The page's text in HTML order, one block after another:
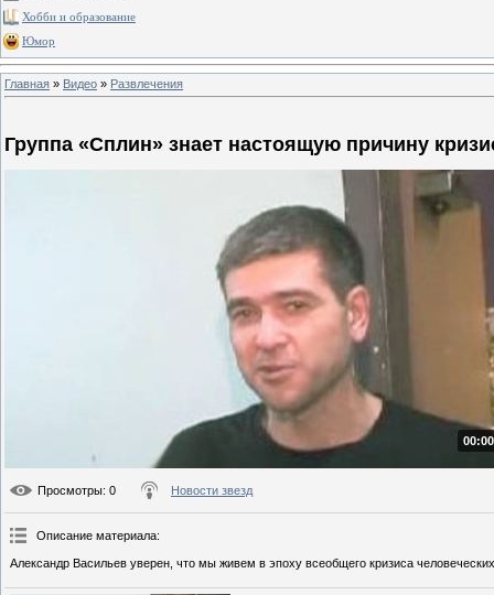
Хобби и образование
Юмор
Главная » Видео » Развлечения
Группа «Сплин» знает настоящую причину
Просмотры: 0 Новости звезд
Описание материала:
Александр Васильев уверен, что мы живем в эпоху всеобщего кризиса